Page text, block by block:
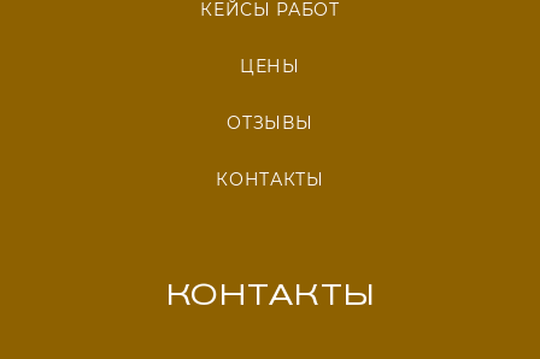
КЕЙСЫ РАБОТ
ЦЕНЫ
ОТЗЫВЫ
КОНТАКТЫ
КОНТАКТЫ